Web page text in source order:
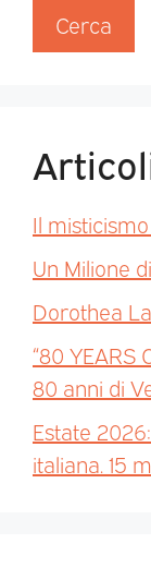
Cerca
Il
Un Milione
Dorothea
“80 YEARS
80 anni di
Estate
italiana. 15